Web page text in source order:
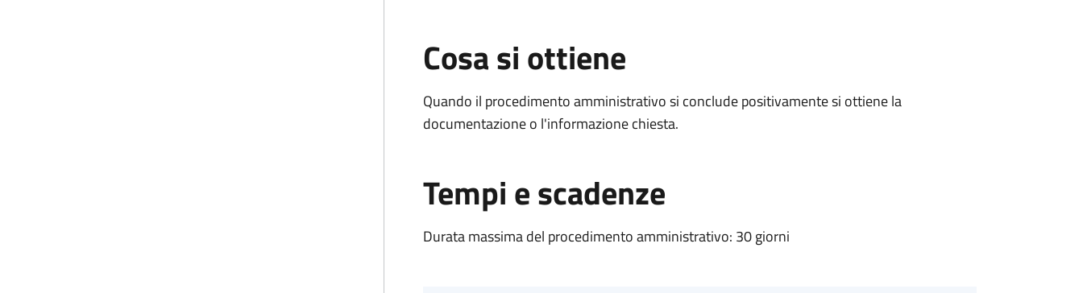
Cosa si ottiene
Quando il procedimento amministrativo si conclude positivamente si ottiene la
documentazione o l'informazione chiesta.
Tempi e scadenze
Durata massima del procedimento amministrativo: 30 giorni